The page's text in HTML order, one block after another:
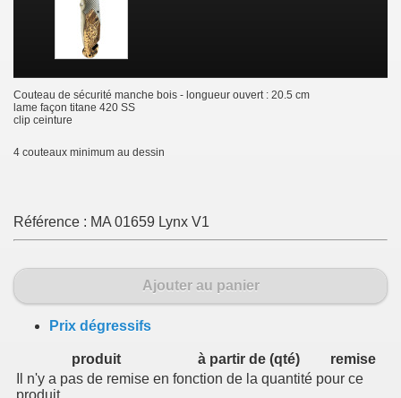
Couteau de sécurité manche bois - longueur ouvert : 20.5 cm
lame façon titane 420 SS
clip ceinture
4 couteaux minimum au dessin
Référence : MA 01659 Lynx V1
Ajouter au panier
Prix dégressifs
produit à partir de (qté)
remise
Il n'y a pas de remise en fonction de la quantité pour ce
produit.